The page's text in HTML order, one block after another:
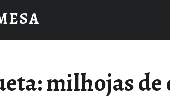
milhojas de